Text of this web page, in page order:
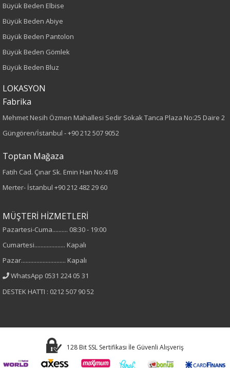
Kumaş Tipi
Dokuma
Desen
Kumaş
%80 Rayon
%20 Polyester
Gömlek Yaka
Cinsiyet
Kadın
Kol Tipi
Modal
Büyük Beden Elbise
Büyük Beden Abiye
Büyük Beden Pantolon
Büyük Beden Gömlek
Büyük Beden Bluz
LOKASYON
Fabrika
Mehmet Nesih Özmen Mahallesi Sedir Sokak Tanca Plaza No:25 Daire 2
Güngören/İstanbul -+90 212 507 9052
Toptan Mağaza
Fatih Cad. Çınar Sk. Emin Han No:41/B
Merter- İstanbul +90 212 482 29 60
MÜŞTERİ HİZMETLERİ
Pazartesi-Cuma.......... 08:30 - 19:00
Cumartesi.................... Kapalı
Pazar............................. Kapalı
WhatsApp 0531 224 05 31
DESTEK HATTI : 0212 507 90 52
128 Bit SSL Sertifikası İle Güvenli Alışveriş